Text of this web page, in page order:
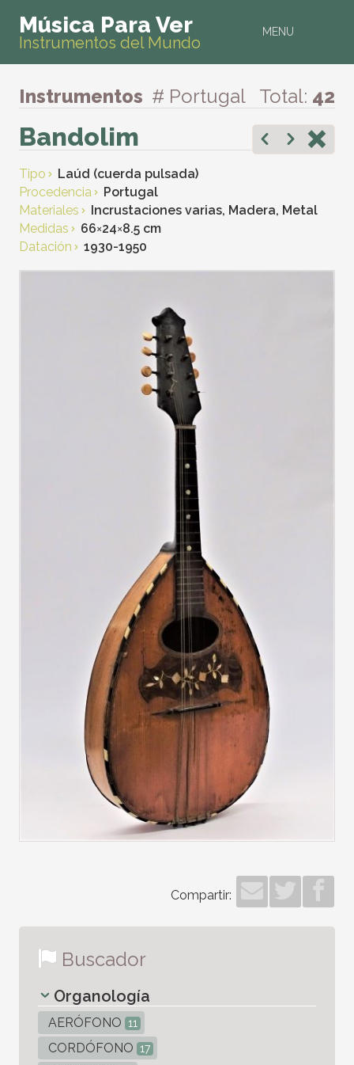
MENU
Música Para Ver
Instrumentos del Mundo
Instrumentos # Portugal Total: 42
Bandolim
Tipo
Laúd (cuerda pulsada)
Procedencia
Portugal
Materiales
Incrustaciones varias, Madera, Metal
Medidas
66×24×8.5 cm
Datación
1930-1950
Compartir:
Buscador
Organología
AERÓFONO 11
CORDÓFONO 17